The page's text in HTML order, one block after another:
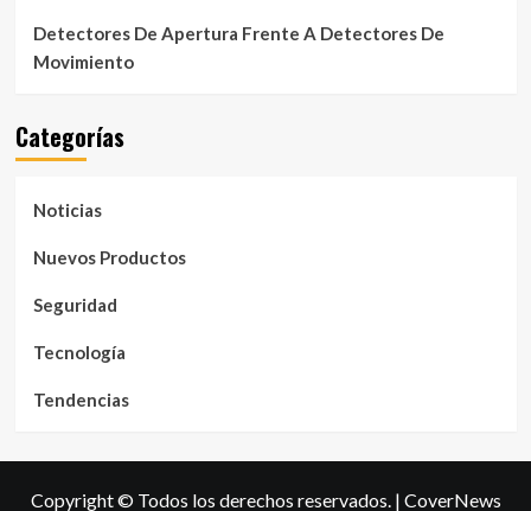
Detectores De Apertura Frente A Detectores De
Movimiento
Categorías
Noticias
Nuevos Productos
Seguridad
Tecnología
Tendencias
Copyright © Todos los derechos reservados. | CoverNews